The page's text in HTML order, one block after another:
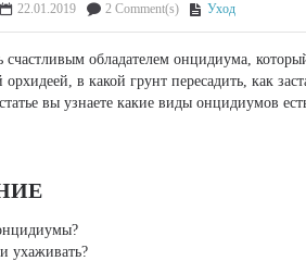
22.01.2019 2 Comment(s) Уход
счастливым обладателем онцидиума,
орхидеей, в какой грунт пересадить, как
вы узнаете какие виды онцидиумов
ухаживать?